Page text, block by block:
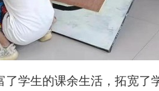
了学生的课余生活，拓宽了